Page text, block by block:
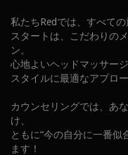
私たちRedでは、すべての
スタートは、こだわりの
ン。
心地よいヘッドマッサー
スタイルに最適なアプロ
カウンセリングでは、あ
け、
ともに“今の自分に一番似
ます！